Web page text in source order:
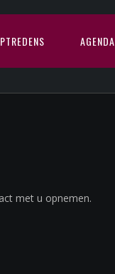
AGENDA
met u opnemen.